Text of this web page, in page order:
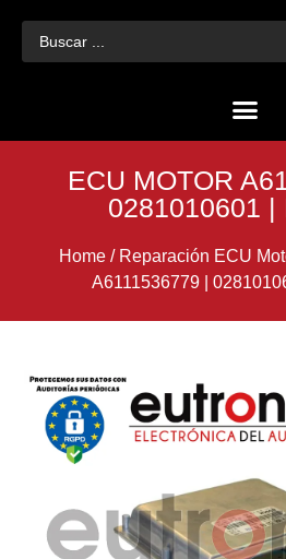
ECU MOTOR
0281010601 |
Home / Reparación ECU
A6111536779 |